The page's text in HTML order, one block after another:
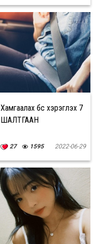
Хамгаалах бүс хэрэглэх 7
ШАЛТГААН
27 1595 2022-06-29